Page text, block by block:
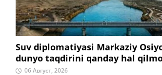
Suv diplomatiyasi Markaziy
dunyo taqdirini qanday hal
06 Август, 2026